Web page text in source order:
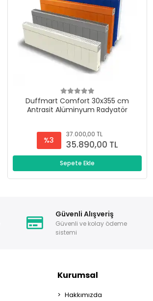
Duffmart Comfort 30x355 cm
Antrasit Alüminyum Radyatör
%3
37.000,00 TL
35.890,00 TL
Sepete Ekle
Güvenli Alışveriş
Güvenli ve kolay ödeme
sistemi
Kurumsal
Hakkımızda